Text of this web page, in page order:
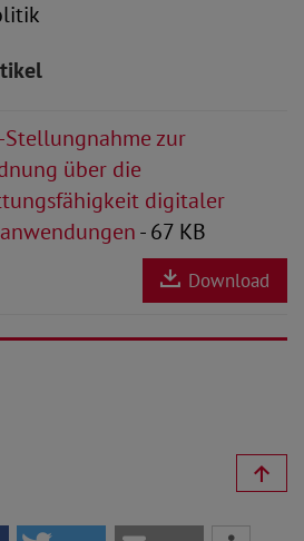
Stellungnahme zur
über die
digitaler
- 67 KB
Download